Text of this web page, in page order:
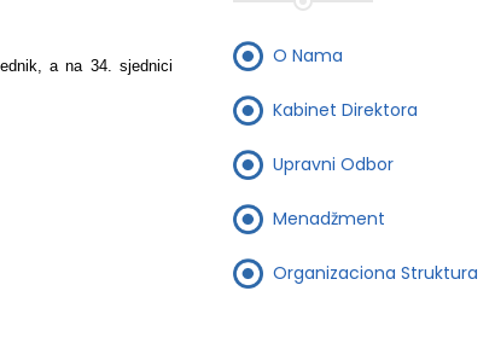
a na 34. sjednici
O Nama
Kabinet Direktora
Upravni Odbor
Menadžment
Organizaciona Struktura